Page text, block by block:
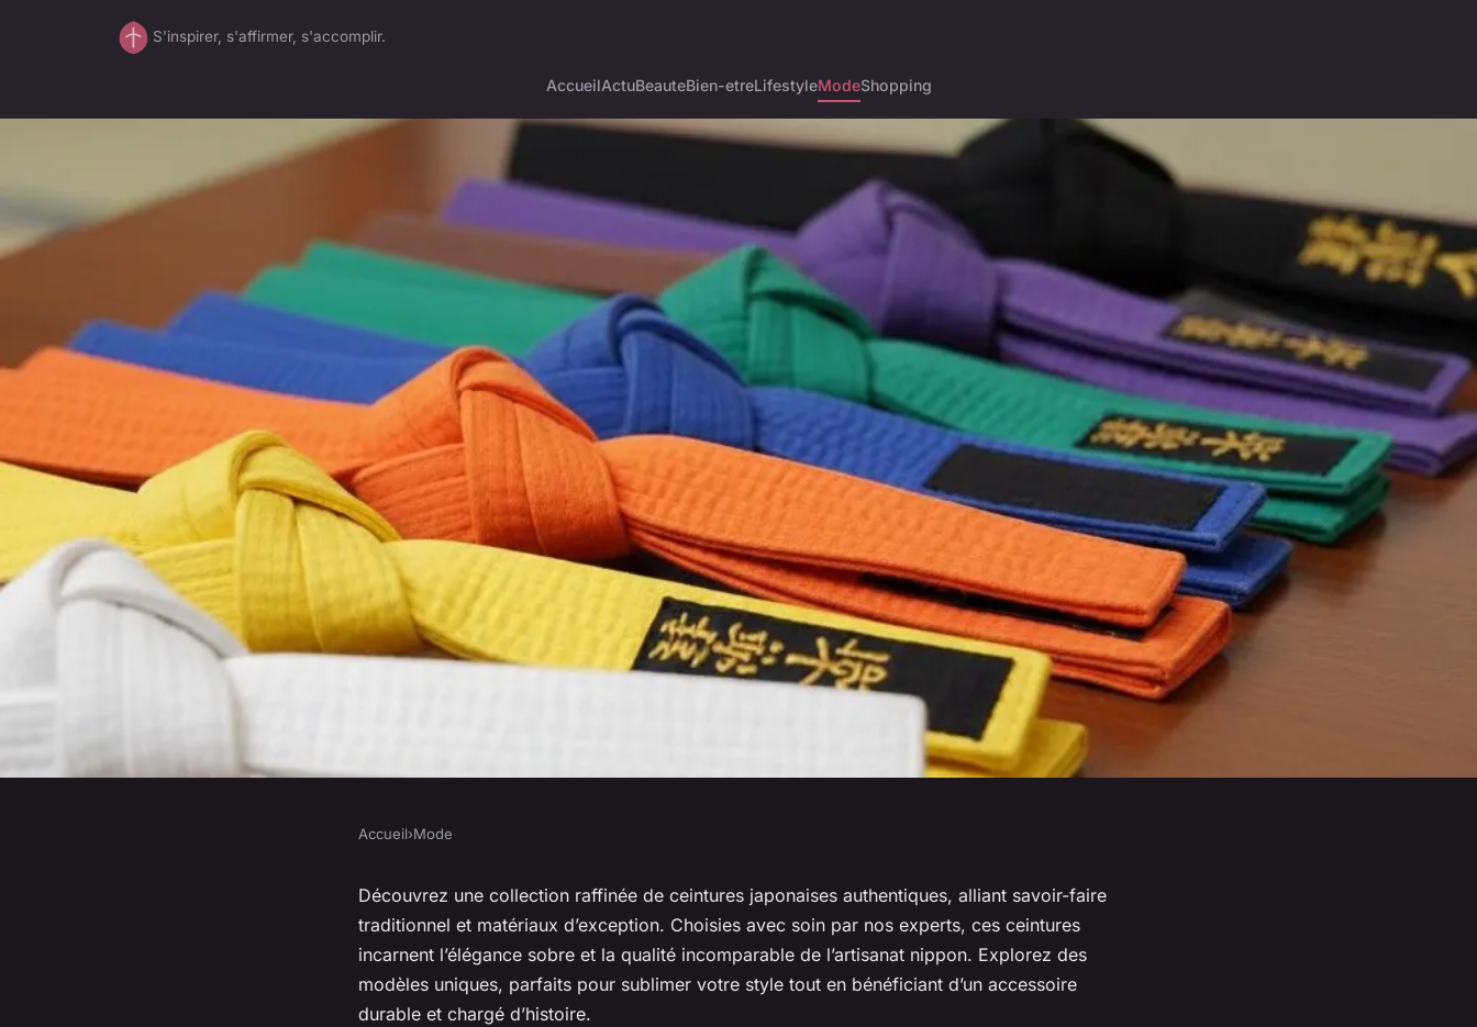
S'inspirer, s'affirmer, s'accomplir.
AccueilActuBeauteBien-etreLifestyleModeShopping
Explore les meilleures ceintures
japonaises de notre collection raffinée
Accueil›Mode
Découvrez une collection raffinée de ceintures japonaises authentiques, alliant savoir-faire
traditionnel et matériaux d’exception. Choisies avec soin par nos experts, ces ceintures
incarnent l’élégance sobre et la qualité incomparable de l’artisanat nippon. Explorez des
modèles uniques, parfaits pour sublimer votre style tout en bénéficiant d’un accessoire
durable et chargé d’histoire.